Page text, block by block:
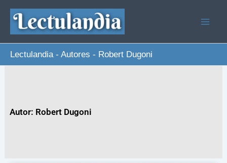
contenido
Lectulandia- Autores - Robert Dugoni
Autor: Robert Dugoni